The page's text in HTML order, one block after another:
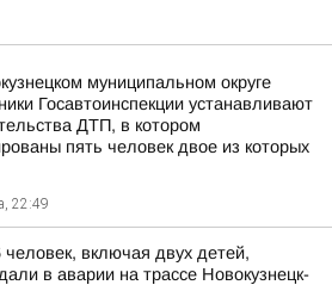
муниципальном округе
Госавтоинспекции устанавливают
ДТП, в котором
пять человек двое из которых
22:49
включая двух детей,
в аварии на трассе Новокузнецк-